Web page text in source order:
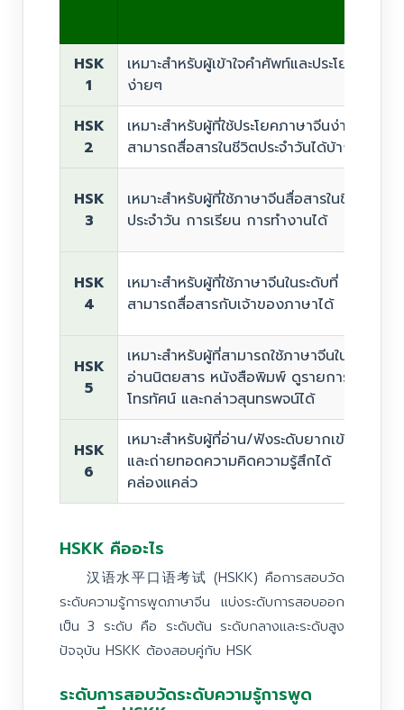
HSK
1
เหมาะสำหรับผู้เข้าใจคำศัพท์และประโยค
ง่ายๆ
HSK
2
เหมาะสำหรับผู้ที่ใช้ประโยคภาษาจีนง่ายๆ
สามารถสื่อสารในชีวิตประจำวันได้บ้าง
HSK
3
เหมาะสำหรับผู้ที่ใช้ภาษาจีนสื่อสารในชีวิต
ประจำวัน การเรียน การทำงานได้
HSK
4
เหมาะสำหรับผู้ที่ใช้ภาษาจีนในระดับที่
สามารถสื่อสารกับเจ้าของภาษาได้
HSK
5
เหมาะสำหรับผู้ที่สามารถใช้ภาษาจีนในการ
อ่านนิตยสาร หนังสือพิมพ์ ดูรายการ
โทรทัศน์ และกล่าวสุนทรพจน์ได้
HSK
6
เหมาะสำหรับผู้ที่อ่าน/ฟังระดับยากเข้าใจ
และถ่ายทอดความคิดความรู้สึกได้
คล่องแคล่ว
HSKK คืออะไร
汉语水平口语考试 (HSKK) คือการสอบวัด
ระดับความรู้การพูดภาษาจีน แบ่งระดับการสอบออก
เป็น 3 ระดับ คือ ระดับต้น ระดับกลางและระดับสูง
ปัจจุบัน HSKK ต้องสอบคู่กับ HSK
ระดับการสอบวัดระดับความรู้การพูด